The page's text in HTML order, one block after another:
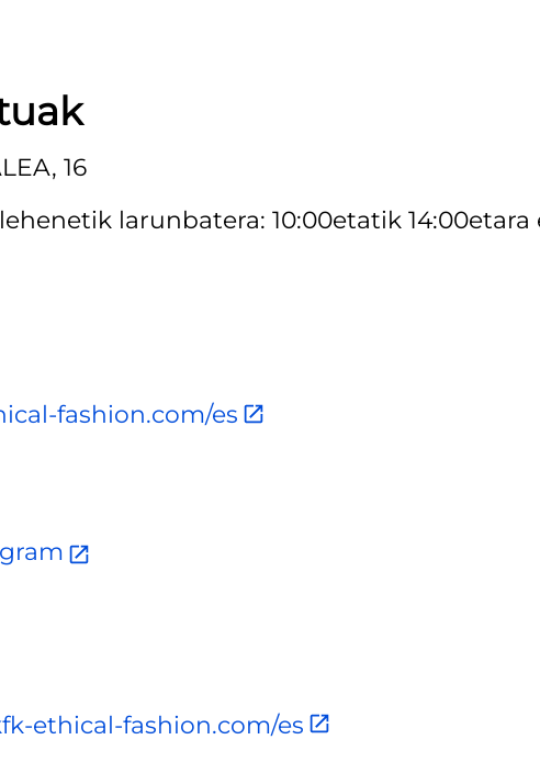
16
larunbatera: 10:00etatik 14:00etara
fashion.com/es
ethical-fashion.com/es